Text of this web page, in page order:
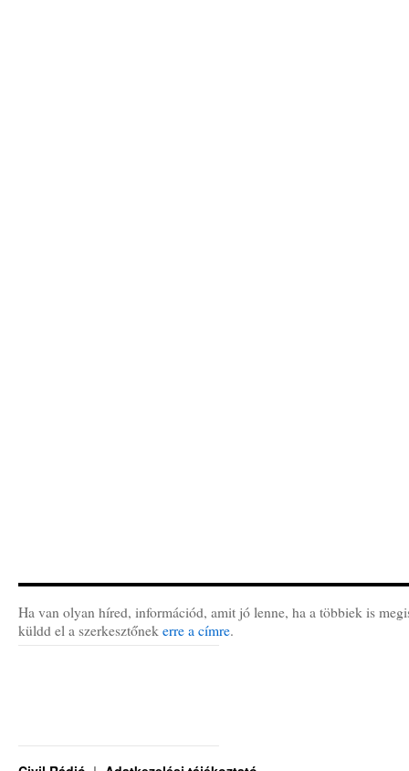
Ha van olyan híred, információd, amit jó lenne, ha a többiek is
küldd el a szerkesztőnek erre a címre.